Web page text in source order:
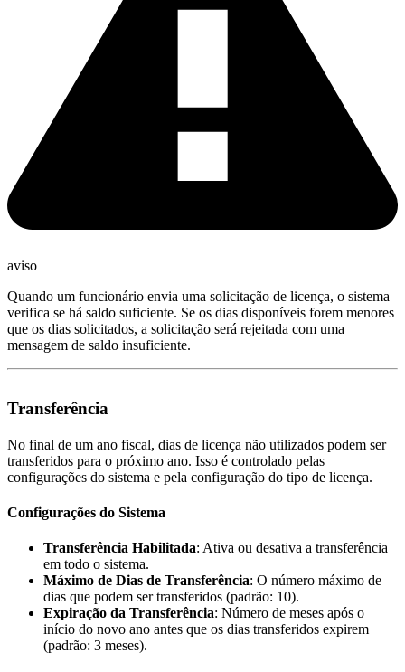
aviso
Quando um funcionário envia uma solicitação de licença, o sistema
verifica se há saldo suficiente. Se os dias disponíveis forem menores
que os dias solicitados, a solicitação será rejeitada com uma
mensagem de saldo insuficiente.
Transferência
No final de um ano fiscal, dias de licença não utilizados podem ser
transferidos para o próximo ano. Isso é controlado pelas
configurações do sistema e pela configuração do tipo de licença.
Configurações do Sistema
Transferência Habilitada: Ativa ou desativa a transferência
em todo o sistema.
Máximo de Dias de Transferência: O número máximo de
dias que podem ser transferidos (padrão: 10).
Expiração da Transferência: Número de meses após o
início do novo ano antes que os dias transferidos expirem
(padrão: 3 meses).